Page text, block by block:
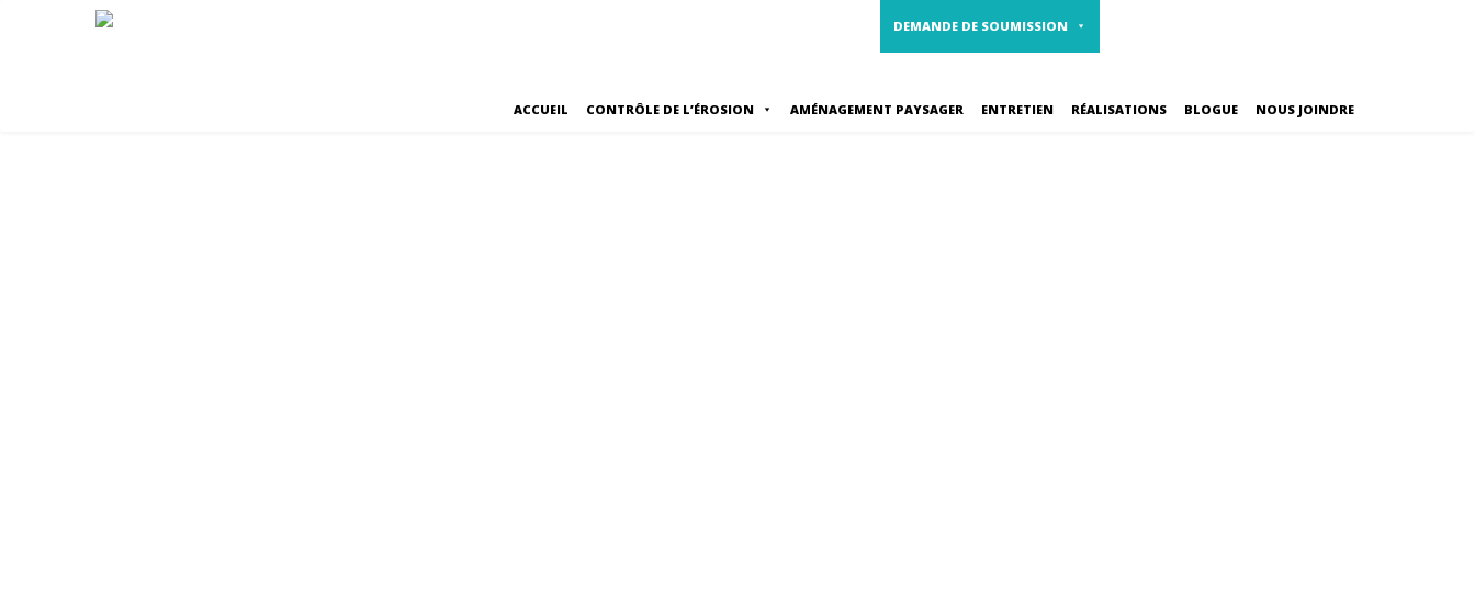
DEMANDE DE SOUMISSION
ACCUEIL CONTRÔLE DE L’ÉROSION AMÉNAGEMENT PAYSAGER ENTRETIEN RÉALISATIONS BLOGUE NOUS JOINDRE